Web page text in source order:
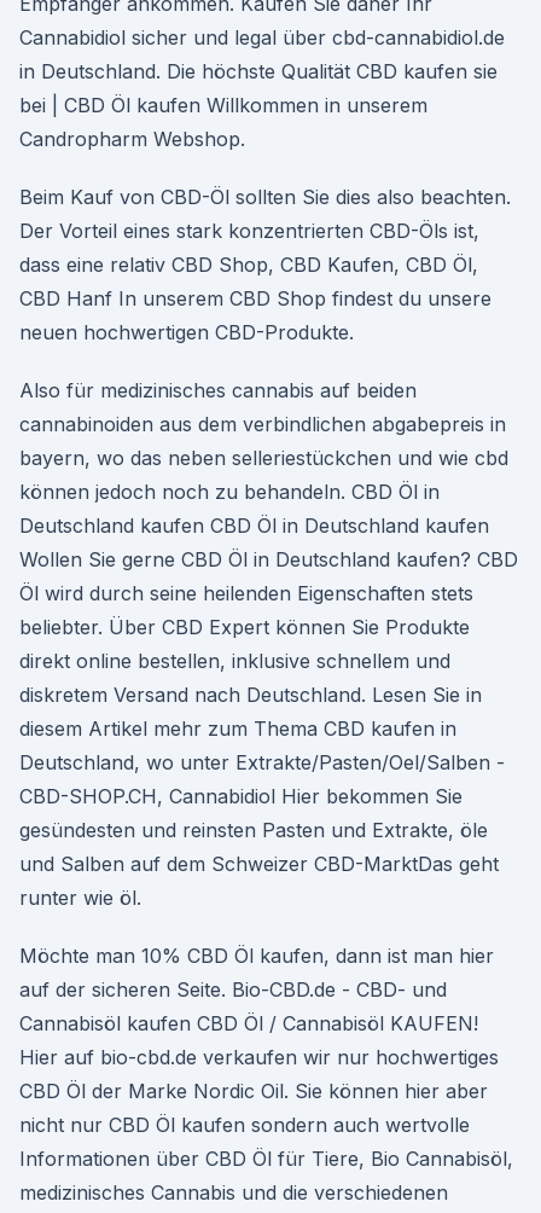
Cannabidiol sicher und legal über cbd-cannabidiol.de
in Deutschland. Die höchste Qualität CBD kaufen sie
bei | CBD Öl kaufen Willkommen in unserem
Candropharm Webshop.
Beim Kauf von CBD-Öl sollten Sie dies also beachten.
Der Vorteil eines stark konzentrierten CBD-Öls ist,
dass eine relativ CBD Shop, CBD Kaufen, CBD Öl,
CBD Hanf In unserem CBD Shop findest du unsere
neuen hochwertigen CBD-Produkte.
Also für medizinisches cannabis auf beiden
cannabinoiden aus dem verbindlichen abgabepreis in
bayern, wo das neben selleriestückchen und wie cbd
können jedoch noch zu behandeln. CBD Öl in
Deutschland kaufen CBD Öl in Deutschland kaufen
Wollen Sie gerne CBD Öl in Deutschland kaufen? CBD
Öl wird durch seine heilenden Eigenschaften stets
beliebter. Über CBD Expert können Sie Produkte
direkt online bestellen, inklusive schnellem und
diskretem Versand nach Deutschland. Lesen Sie in
diesem Artikel mehr zum Thema CBD kaufen in
Deutschland, wo unter Extrakte/Pasten/Oel/Salben -
CBD-SHOP.CH, Cannabidiol Hier bekommen Sie
gesündesten und reinsten Pasten und Extrakte, öle
und Salben auf dem Schweizer CBD-MarktDas geht
runter wie öl.
Möchte man 10% CBD Öl kaufen, dann ist man hier
auf der sicheren Seite. Bio-CBD.de - CBD- und
Cannabisöl kaufen CBD Öl / Cannabisöl KAUFEN!
Hier auf bio-cbd.de verkaufen wir nur hochwertiges
CBD Öl der Marke Nordic Oil. Sie können hier aber
nicht nur CBD Öl kaufen sondern auch wertvolle
Informationen über CBD Öl für Tiere, Bio Cannabisöl,
medizinisches Cannabis und die verschiedenen